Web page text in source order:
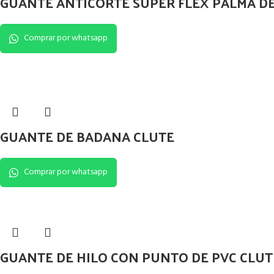
Comprar por whatsapp
GUANTE DE BADANA CLUTE
Comprar por whatsapp
GUANTE DE HILO CON PUNTO DE PVC